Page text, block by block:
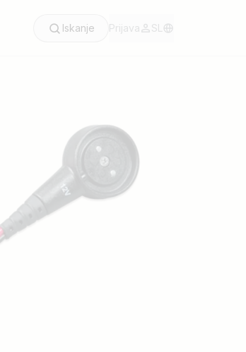
Iskanje Prijava SL